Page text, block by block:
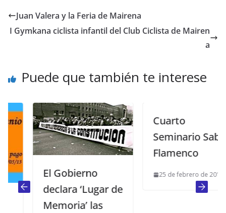
Juan Valera y la Feria de Mairena
I Gymkana ciclista infantil del Club Ciclista de Mairen
a
Puede que también te interese
El Gobierno
declara ‘Lugar de
Memoria’ las
Cuarto
Seminario Saber
Flamenco
25 de febrero de 2013